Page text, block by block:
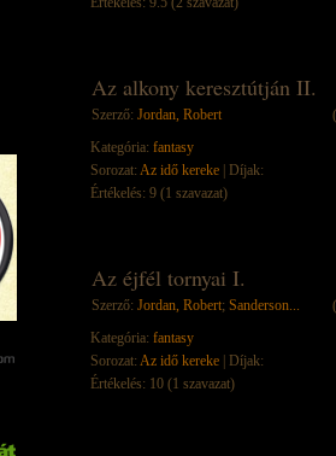
Az alkony keresztútján II.
Szerző: Jordan, Robert
Kategória: fantasy
Sorozat: Az idő kereke | Díjak:
Értékelés: 9 (1 szavazat)
Az éjfél tornyai I.
Szerző: Jordan, Robert; Sanderson...
Kategória: fantasy
Sorozat: Az idő kereke | Díjak:
Értékelés: 10 (1 szavazat)